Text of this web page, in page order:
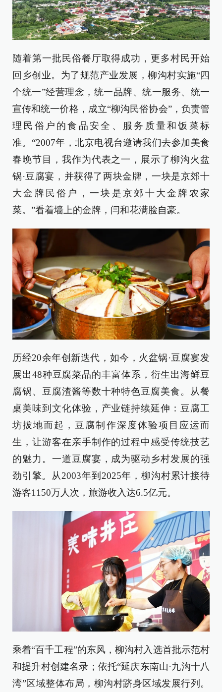
随着第一批民俗餐厅取得成功，更多村民开始
回乡创业。为了规范产业发展，柳沟村实施“四
个统一”经营理念，统一品牌、统一服务、统一
宣传和统一价格，成立“柳沟民俗协会”，负责管
理民俗户的食品安全、服务质量和饭菜标
准。“2007年，北京电视台邀请我们去参加美食
春晚节目，我作为代表之一，展示了柳沟火盆
锅·豆腐宴，并获得了两块金牌，一块是京郊十
大金牌民俗户，一块是京郊十大金牌农家
菜。”看着墙上的金牌，闫和花满脸自豪。
历经20余年创新迭代，如今，火盆锅·豆腐宴发
展出48种豆腐菜品的丰富体系，衍生出海鲜豆
腐锅、豆腐渣酱等数十种特色豆腐美食。从餐
桌美味到文化体验，产业链持续延伸：豆腐工
坊拔地而起，豆腐制作深度体验项目应运而
生，让游客在亲手制作的过程中感受传统技艺
的魅力。一道豆腐宴，成为驱动乡村发展的强
劲引擎。从2003年到2025年，柳沟村累计接待
游客1150万人次，旅游收入达6.5亿元。
乘着“百千工程”的东风，柳沟村入选首批示范村
和提升村创建名录；依托“延庆东南山·九沟十八
湾”区域整体布局，柳沟村跻身区域发展行列。